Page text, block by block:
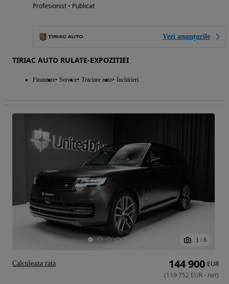
Profesionist • Publicat
Vezi anunțurile
TIRIAC AUTO RULATE-EXPOZITIEI
Finantare Service Tractare auto Inchirieri
1 / 6
144 900 EUR
(119 752 EUR- net)
Calculeaza rata